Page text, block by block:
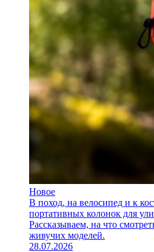
Новое
В поход, на велосипед и к
портативных колонок для
Рассказываем, на что
живучих моделей.
28.07.2026